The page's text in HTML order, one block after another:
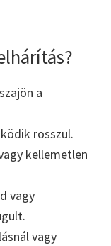
a
rosszul.
kellemetlen
vagy
vagy